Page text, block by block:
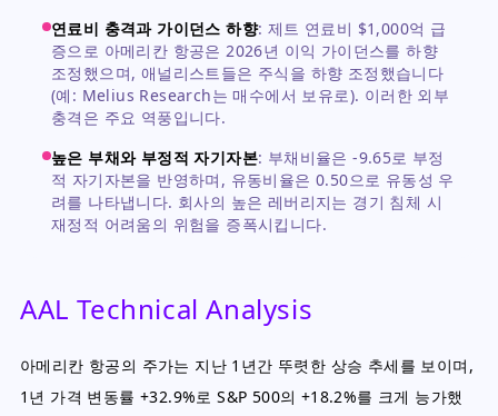
연료비 충격과 가이던스 하향: 제트 연료비 $1,000억 급
증으로 아메리칸 항공은 2026년 이익 가이던스를 하향
조정했으며, 애널리스트들은 주식을 하향 조정했습니다
(예: Melius Research는 매수에서 보유로). 이러한 외부
충격은 주요 역풍입니다.
높은 부채와 부정적 자기자본: 부채비율은 -9.65로 부정
적 자기자본을 반영하며, 유동비율은 0.50으로 유동성 우
려를 나타냅니다. 회사의 높은 레버리지는 경기 침체 시
재정적 어려움의 위험을 증폭시킵니다.
AAL Technical Analysis
아메리칸 항공의 주가는 지난 1년간 뚜렷한 상승 추세를 보이며,
1년 가격 변동률 +32.9%로 S&P 500의 +18.2%를 크게 능가했